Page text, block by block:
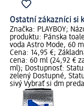
Ostatní zákazníci si
Značka: PLAYBOY;
produktu: Pánska
voda Astro Mode, 60
Cena: 14,95 €;
cena: 60 ml (24,92 €
ml); Dostupnosť:
zelený Dostupné,
sivý Vybrať si dm